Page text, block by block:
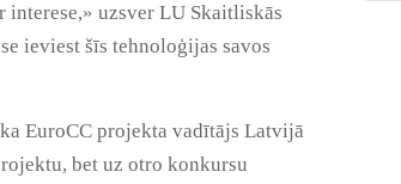
uzsver LU Skaitliskās
ieviest šīs tehnoloģijas savos
EuroCC projekta vadītājs Latvijā
bet uz otro konkursu